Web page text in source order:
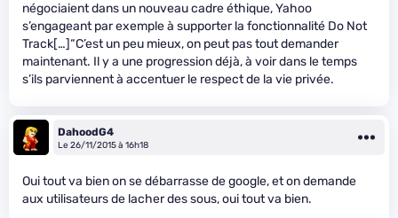
négociaient dans un nouveau cadre éthique, Yahoo
s’engageant par exemple à supporter la fonctionnalité Do Not
Track[…]“C’est un peu mieux, on peut pas tout demander
maintenant. Il y a une progression déjà, à voir dans le temps
s’ils parviennent à accentuer le respect de la vie privée.
DahoodG4
Le 26/11/2015 à 16h18
Oui tout va bien on se débarrasse de google, et on demande
aux utilisateurs de lacher des sous, oui tout va bien.